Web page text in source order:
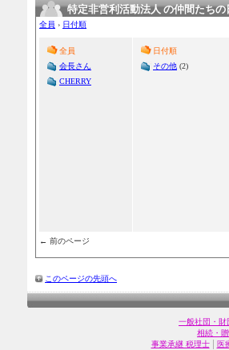
特定非営利活動法人 の仲間たちの
全員 › 日付順
全員
会長さん
CHERRY
日付順
その他 (2)
← 前のページ
このページの先頭へ
一般社団・財
相続・
事業承継 税理士| 医